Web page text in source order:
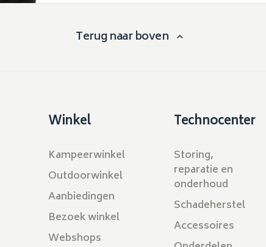
Terug naar boven
Winkel
Kampeerwinkel
Outdoorwinkel
Aanbiedingen
Bezoek winkel
Webshops
Technocenter
Storing,
reparatie en
onderhoud
Schadeherstel
Accessoires